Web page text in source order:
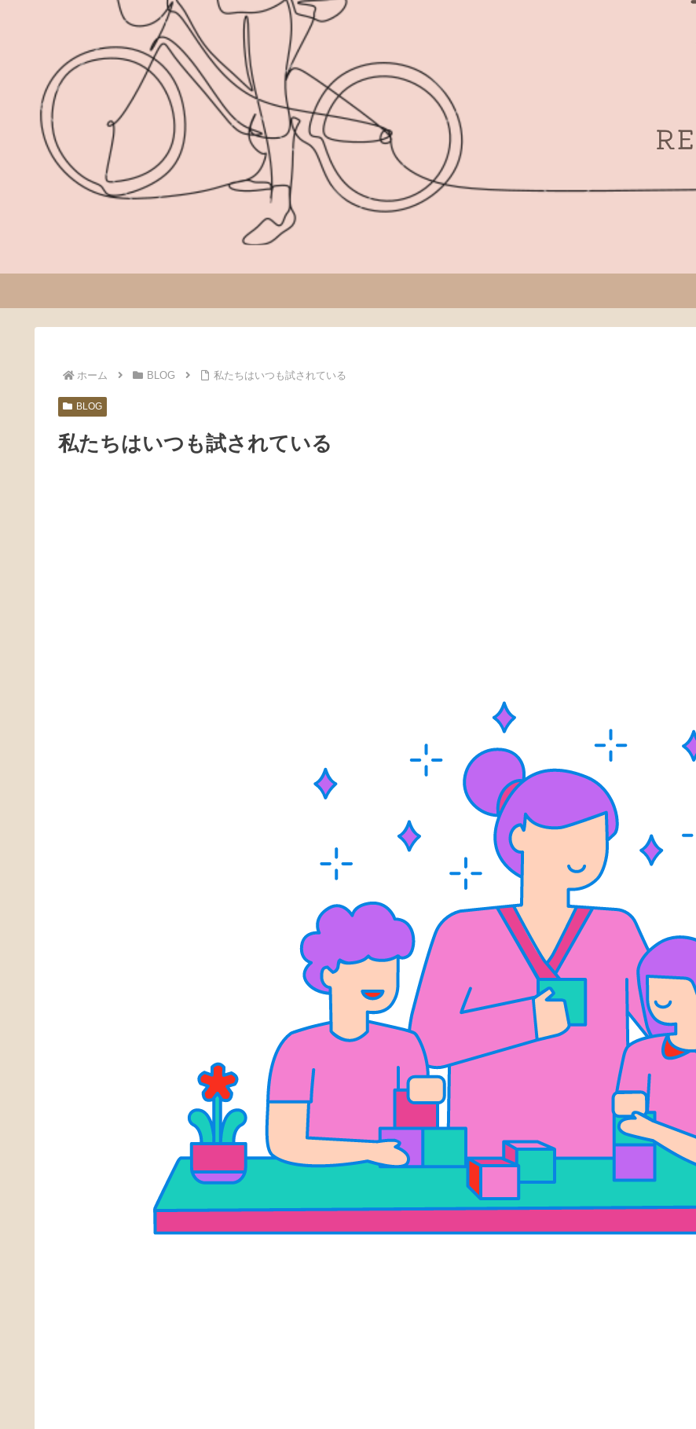
ホーム BLOG 私たちはいつも試されている
BLOG
私たちはいつも試されている